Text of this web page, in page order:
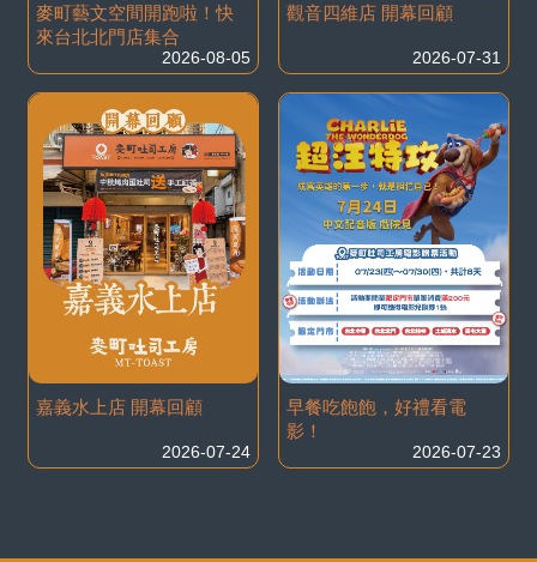
麥町藝文空間開跑啦！快
來台北北門店集合
2026-08-05
觀音四維店 開幕回顧
2026-07-31
嘉義水上店 開幕回顧
2026-07-24
早餐吃飽飽，好禮看電
影！
2026-07-23